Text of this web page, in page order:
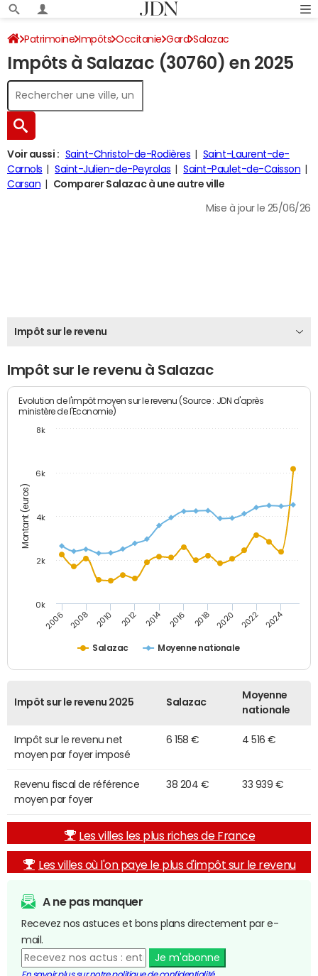
Patrimoine Impôts Occitanie Gard Salazac
Impôt sur le revenu
Impôts à Salazac (30760) en 2025
Voir aussi : Saint-Christol-de-Rodières
Saint-Laurent-de-
Carnols
Saint-Julien-de-Peyrolas
Saint-Paulet-de-Caisson
Carsan
Comparer Salazac à une autre ville
Mise à jour le 25/06/26
Impôt sur le revenu
Impôt sur le revenu à Salazac
Montant (euros)
Evolution de l'impôt moyen sur le revenu (Source : JDN d'après
ministère de l'Economie)
Salazac Moyenne nationale
2006 2008 2010 2012 2014 2016 2018 2020 2022 2024
0k
2k
4k
6k
8k
Impôt sur le revenu 2025 Salazac
Moyenne
nationale
Impôt sur le revenu net
moyen par foyer imposé
6 158 € 4 516 €
Revenu fiscal de référence
moyen par foyer
38 204 € 33 939 €
Les villes les plus riches de France
Les villes où l'on paye le plus d'impôt sur le revenu
A ne pas manquer
Recevez nos astuces et bons plans directement par e-
mail.
Je m'abonne